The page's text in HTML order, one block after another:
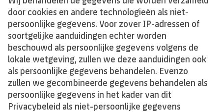
door cookies en andere technologieën als niet-
persoonlijke gegevens. Voor zover IP-adressen of
soortgelijke aanduidingen echter worden
beschouwd als persoonlijke gegevens volgens de
lokale wetgeving, zullen we deze aanduidingen ook
als persoonlijke gegevens behandelen. Evenzo
zullen we gecombineerde gegevens behandelen als
persoonlijke gegevens in het kader van dit
Privacybeleid als niet-persoonlijke gegevens